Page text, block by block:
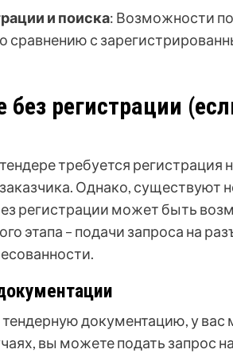
и поиска: Возможности
сравнению с
без регистрации
требуется регистрация
Однако, существуют
регистрации может быть
этапа – подачи запроса на
документацию, у вас
вы можете подать запрос